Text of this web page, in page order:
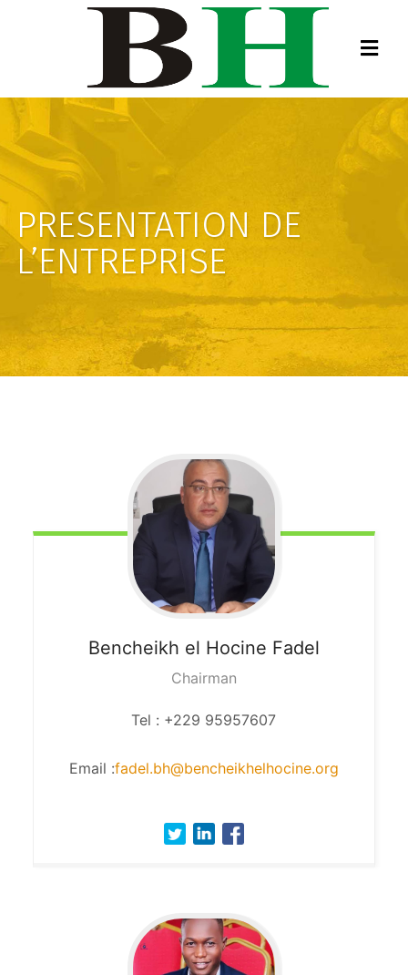
PRESENTATION DE
L’ENTREPRISE
Bencheikh el Hocine Fadel
Chairman
Tel : +229 95957607
Email :fadel.bh@bencheikhelhocine.org